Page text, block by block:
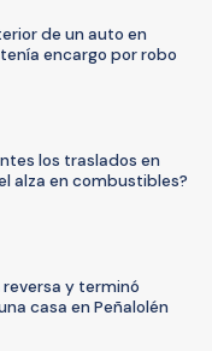
de un auto en
encargo por robo
los traslados en
alza en combustibles?
reversa y terminó
casa en Peñalolén